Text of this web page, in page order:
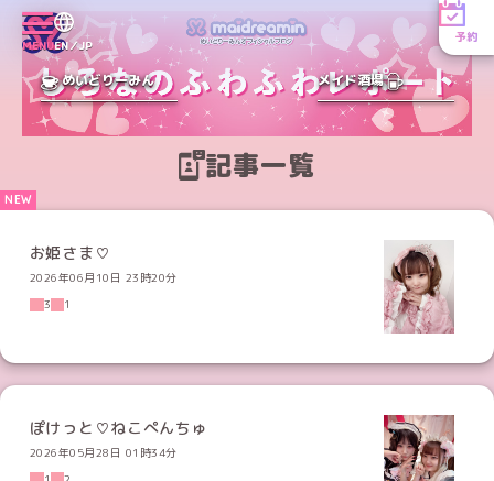
MENUEN／JP
予約
めいどりーみん メイド酒場
記事一覧
お姫さま♡
2026年06月10日 23時20分
3
1
ぽけっと♡ねこぺんちゅ
2026年05月28日 01時34分